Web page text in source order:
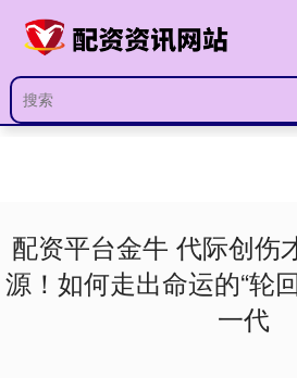
配资平台金牛 代际创伤
源！如何走出命运的“轮
一代